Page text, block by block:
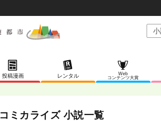
投稿漫画 レンタル
Web
コンテンツ大賞
コミカライズ 小説一覧